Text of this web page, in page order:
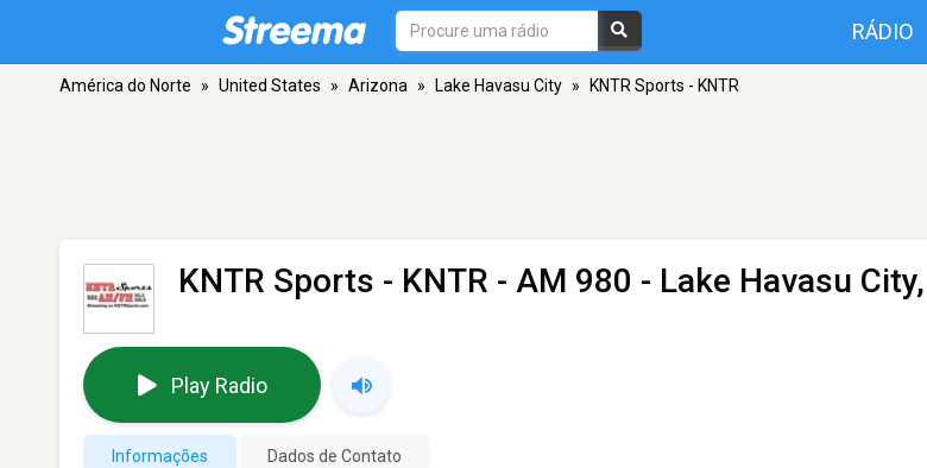
RÁDIO
América do Norte » United States » Arizona » Lake Havasu City » KNTR Sports - KNTR
KNTR Sports - KNTR - AM 980 - Lake Havasu
Play Radio
Informações Dados de Contato